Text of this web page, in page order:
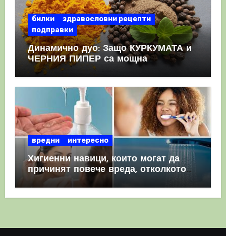
билки
здравословни рецепти
подправки
Динамично дуо: Защо КУРКУМАТА и
ЧЕРНИЯ ПИПЕР са мощна
комбинация
вредни интересно
Хигиенни навици, които могат да
причинят повече вреда, отколкото
полза